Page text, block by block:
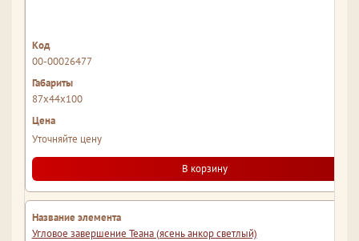
00-00026477
87x44x100
Уточняйте цену
В корзину
Угловое завершение Теана (ясень анкор светлый)